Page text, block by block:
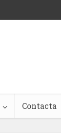
Contacta